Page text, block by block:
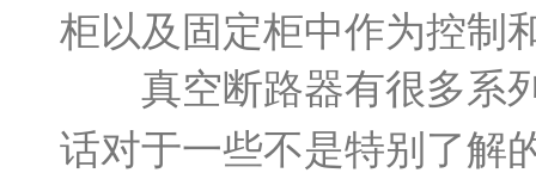
柜以及固定柜中作为控制
真空断路器有很多系列
话对于一些不是特别了解